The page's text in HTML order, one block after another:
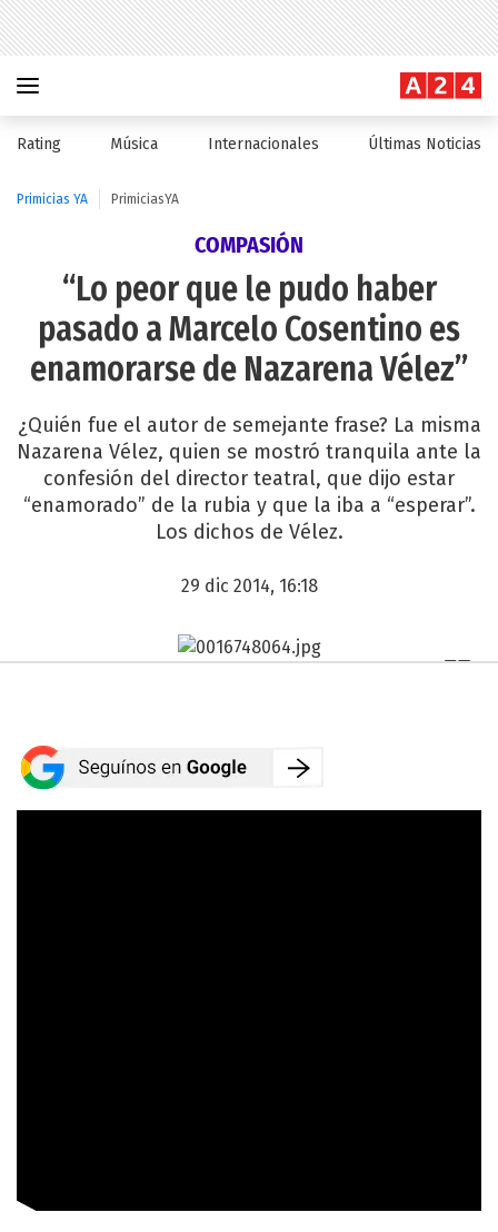
Rating Música Internacionales Últimas Noticias
Primicias YA PrimiciasYA
COMPASIÓN
“Lo peor que le pudo haber
pasado a Marcelo Cosentino es
enamorarse de Nazarena Vélez”
¿Quién fue el autor de semejante frase? La misma
Nazarena Vélez, quien se mostró tranquila ante la
confesión del director teatral, que dijo estar
“enamorado” de la rubia y que la iba a “esperar”.
Los dichos de Vélez.
29 dic 2014, 16:18